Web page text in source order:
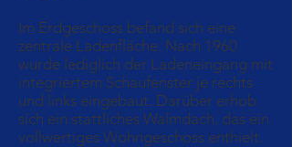
Im Erdgeschoss befand sich eine
zentrale Ladenfläche. Nach 1960
wurde lediglich der Ladeneingang mit
integriertem Schaufenster je rechts
und links eingebaut. Darüber erhob
sich ein stattliches Walmdach, das ein
vollwertiges Wohngeschoss enthielt.